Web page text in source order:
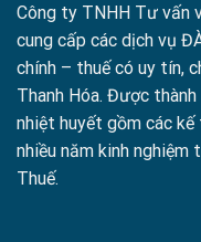
Công ty TNHH Tư vấn
cung cấp các dịch vụ
chính – thuế có uy tín,
Thanh Hóa. Được
nhiệt huyết gồm các
nhiều năm kinh nghiệm
Thuế.